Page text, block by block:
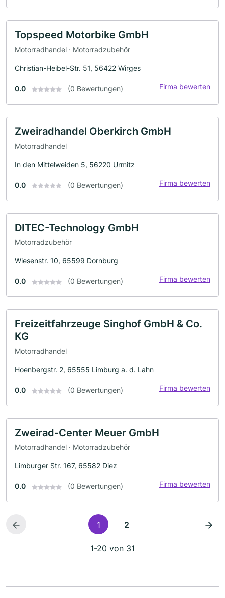
Topspeed Motorbike GmbH
Motorradhandel · Motorradzubehör
Christian-Heibel-Str. 51, 56422 Wirges
0.0 (0 Bewertungen) Firma bewerten
Zweiradhandel Oberkirch GmbH
Motorradhandel
In den Mittelweiden 5, 56220 Urmitz
0.0 (0 Bewertungen) Firma bewerten
DITEC-Technology GmbH
Motorradzubehör
Wiesenstr. 10, 65599 Dornburg
0.0 (0 Bewertungen) Firma bewerten
Freizeitfahrzeuge Singhof GmbH & Co.
KG
Motorradhandel
Hoenbergstr. 2, 65555 Limburg a. d. Lahn
0.0 (0 Bewertungen) Firma bewerten
Zweirad-Center Meuer GmbH
Motorradhandel · Motorradzubehör
Limburger Str. 167, 65582 Diez
0.0 (0 Bewertungen) Firma bewerten
1 2
1-20 von 31